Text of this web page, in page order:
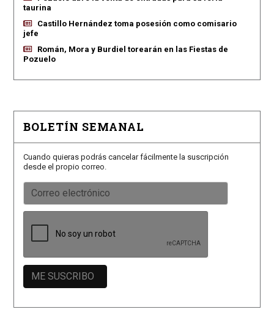
taurina
Castillo Hernández toma posesión como comisario
jefe
Román, Mora y Burdiel torearán en las Fiestas de
Pozuelo
BOLETÍN SEMANAL
Cuando quieras podrás cancelar fácilmente la suscripción
desde el propio correo.